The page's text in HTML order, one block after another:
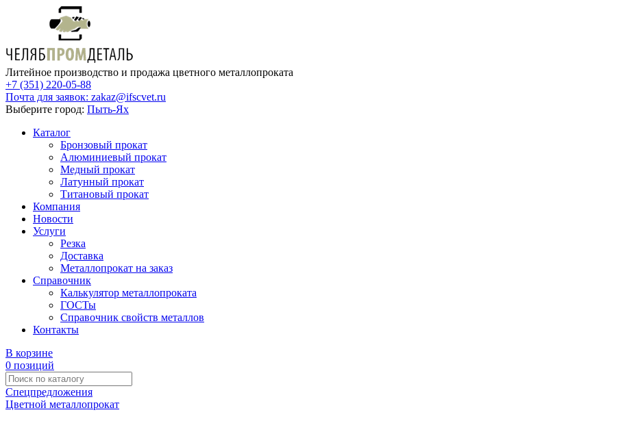
Литейное производство и продажа цветного металлопроката
+7 (351) 220-05-88
Почта для заявок: zakaz@ifscvet.ru
Выберите город: Пыть-Ях
Каталог
Бронзовый прокат
Алюминиевый прокат
Медный прокат
Латунный прокат
Титановый прокат
Компания
Новости
Услуги
Резка
Доставка
Металлопрокат на заказ
Справочник
Калькулятор металлопроката
ГОСТы
Справочник свойств металлов
Контакты
В корзине
0 позиций
Спецпредложения
Цветной металлопрокат